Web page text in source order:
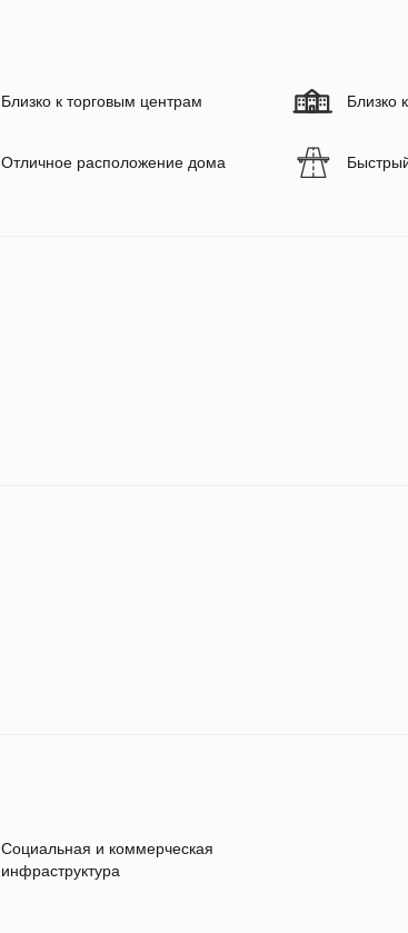
Близко к торговым центрам Близко
Отличное расположение дома
Социальная и коммерческая
инфраструктура